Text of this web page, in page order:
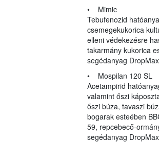
• Mimic
Tebufenozid
csemegekukorica
elleni védekezésre
takarmány kukorica
segédanyag
• Mospilan 120 SL
Acetampirid
valamint őszi
őszi búza, tavaszi
bogarak esteében
59, repcebecő-
segédanyag